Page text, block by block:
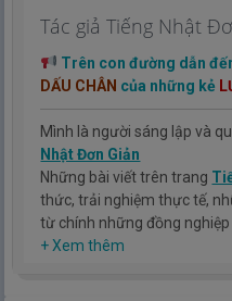
Tác giả Tiếng Nhật
Trên con đường dẫn
DẤU CHÂN của những kẻ
Mình là người sáng lập và
Nhật Đơn Giản
Những bài viết trên trang
thức, trải nghiệm thực tế,
từ chính những đồng nghiệp
Hy vọng rằng kinh nghiệm
+ Xem thêm